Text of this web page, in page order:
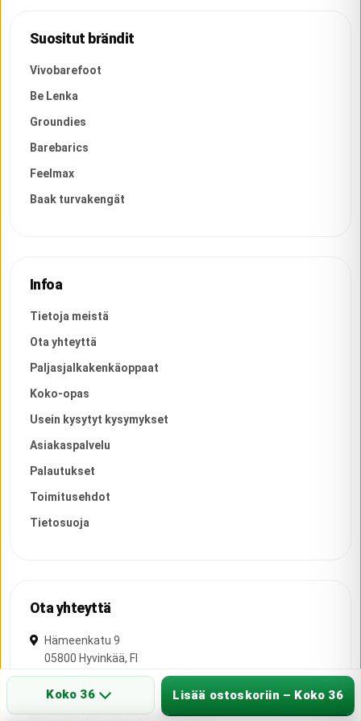
Koko 36 Lisää ostoskoriin – Koko 36
Suositut brändit
Vivobarefoot
Be Lenka
Groundies
Barebarics
Feelmax
Baak turvakengät
Infoa
Tietoja meistä
Ota yhteyttä
Paljasjalkakenkäoppaat
Koko-opas
Usein kysytyt kysymykset
Asiakaspalvelu
Palautukset
Toimitusehdot
Tietosuoja
Ota yhteyttä
Hämeenkatu 9
05800 Hyvinkää, FI
asiakaspalvelu(at)brandstore.fi